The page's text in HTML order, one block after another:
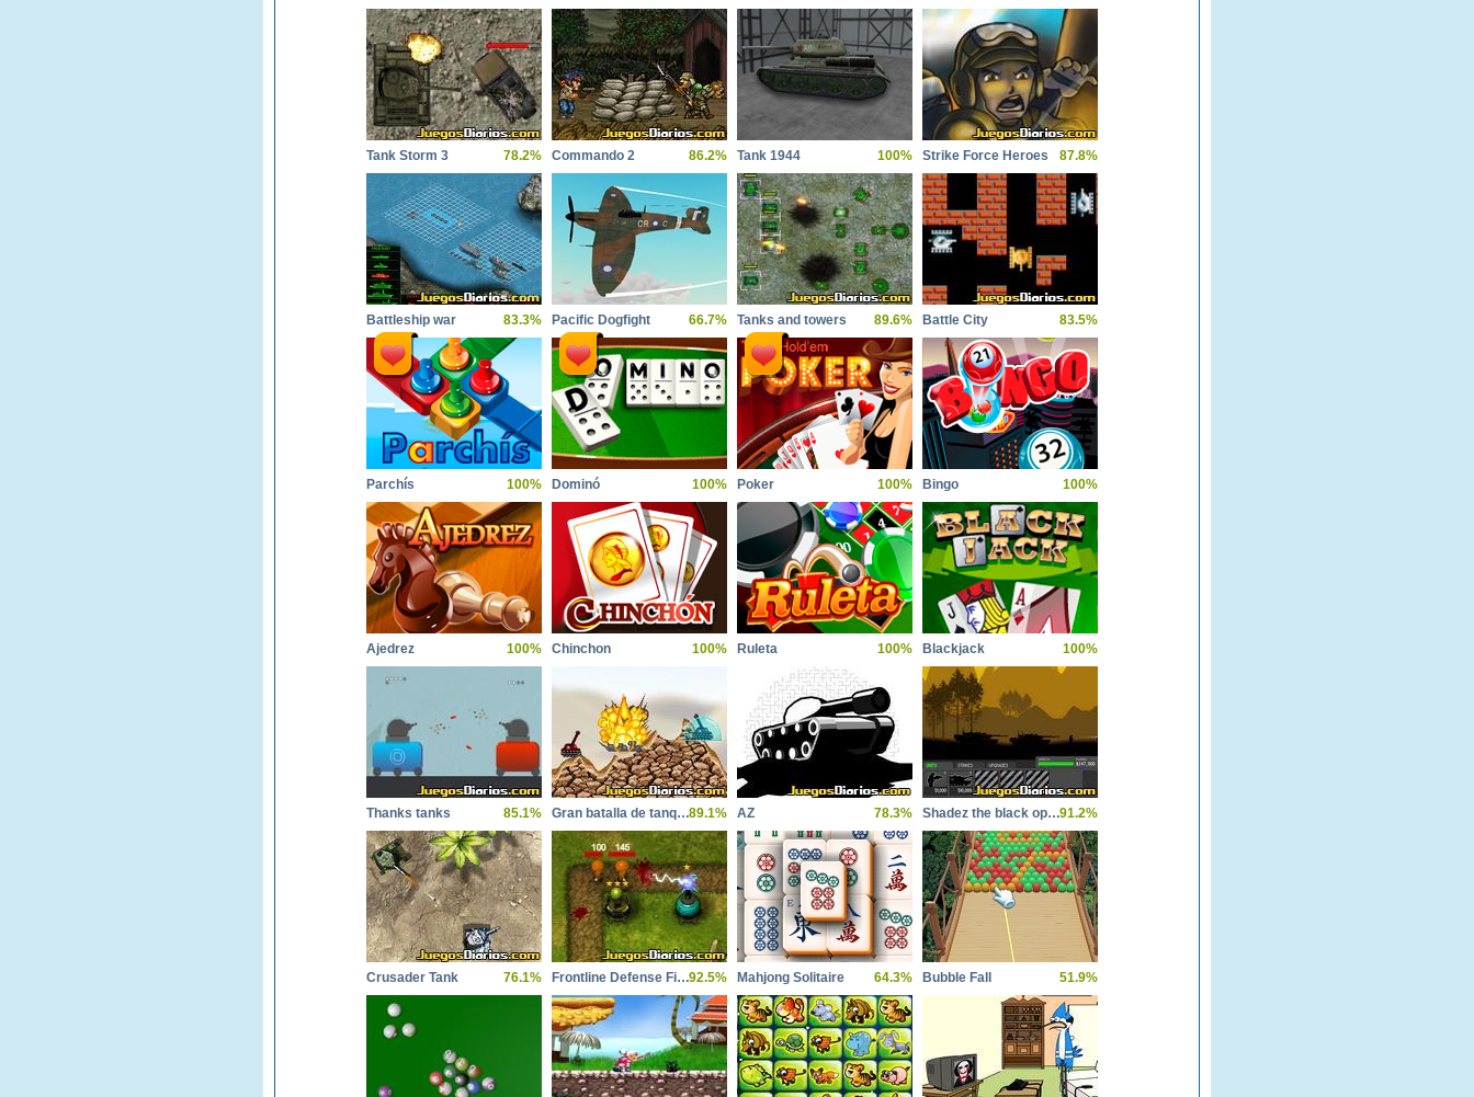
Tank Storm 3 78.2% Commando 2 86.2% Tank 1944 100% Strike Force Heroes 87.8%
Battleship war 83.3% Pacific Dogfight 66.7% Tanks and towers 89.6% Battle City 83.5%
Parchís 100% Dominó 100% Poker 100% Bingo 100%
Ajedrez 100% Chinchon 100% Ruleta 100% Blackjack 100%
Thanks tanks 85.1% Gran batalla de tanques89.1% AZ 78.3% Shadez the black operations91.2%
Crusader Tank 76.1% Frontline Defense First Assault92.5% Mahjong Solitaire 64.3% Bubble Fall 51.9%